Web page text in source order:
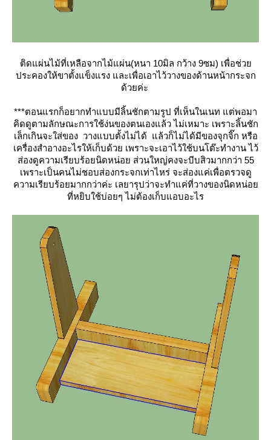
ติดแผ่นไม้ที่เหลือจากไม้แผ่น(หนา 10มิล กว้าง 9ซม) เพื่อช่ว
ประคองให้ขาตั้งแข็งแรง และเพื่อเอาไว้วางของด้านหน้ากระจก
ด้วยค่ะ
***ตอนแรกก็อยากทำแบบมีลิ้นชักตามรูป ที่เห็นในเนท แต่พอมา
คิดดูตามลักษณะการใช้ง่นของตนเองแล้ว ไม่เหมาะ เพราะลิ้นชัก
เล็กเกินจะใส่ของ วางแบบตั้งไม่ได้ แล้วก็ไม่ได้มีของจุกจิ๊ก หรือ
เครื่องสำอางอะไรให้เก็บด้วย เพราะจะเอาไว้ใช้บนโต๊ะทำงาน ไว้
ส่องดูความเรียบร้อยนิดหน่อย ส่วนใหญ่คงจะบีบสิวมากกว่า 55
เพราะเป็นคนไม่ชอบส่องกระจกเท่าไหร่ จะส่องแค่เพื่อตรวจดู
ความเรียบร้อยมากกว่าค่ะ เลยารุปว่าจะทำแค่ที่วางของนิดหน่อ
ที่หยิบใช้บ่อยๆ ไม่ต้องเก็บแอบอะไร